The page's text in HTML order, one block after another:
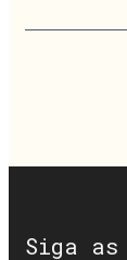
Siga as